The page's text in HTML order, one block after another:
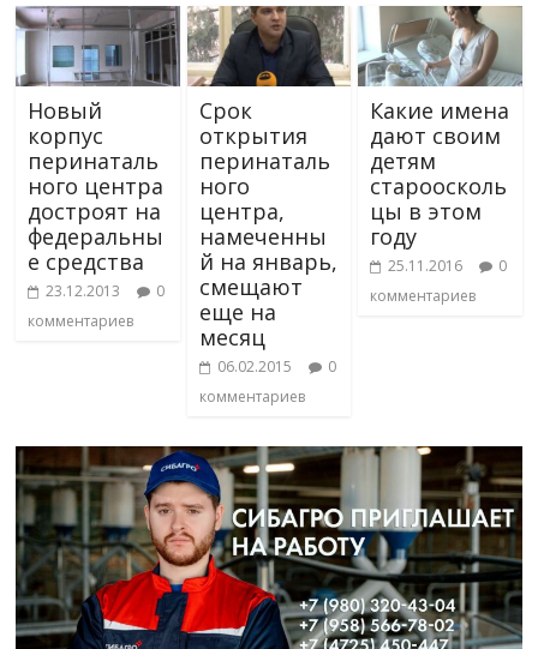
Новый
корпус
перинаталь
ного центра
достроят на
федеральны
е средства
23.12.2013
0
комментариев
Срок
открытия
перинаталь
ного
центра,
намеченны
й на январь,
смещают
еще на
месяц
06.02.2015
0
комментариев
Какие имена
дают своим
детям
староосколь
цы в этом
году
25.11.2016
0
комментариев